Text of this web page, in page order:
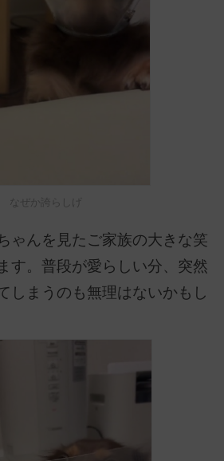
なぜか誇らしげ
ゃんを見たご家族の大きな笑
す。普段が愛らしい分、突然
しまうのも無理はないかもし